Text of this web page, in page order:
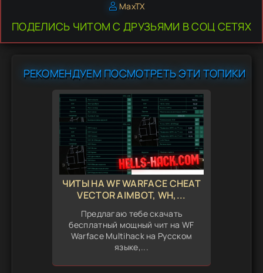
MaxTX
ПОДЕЛИСЬ ЧИТОМ С ДРУЗЬЯМИ В СОЦ СЕТЯХ
РЕКОМЕНДУЕМ ПОСМОТРЕТЬ ЭТИ ТОПИКИ
ЧИТЫ НА WF WARFACE CHEAT
VECTOR AIMBOT, WH,...
Предлагаю тебе скачать
бесплатный мощный чит на WF
Warface Multihack на Русском
языке,...